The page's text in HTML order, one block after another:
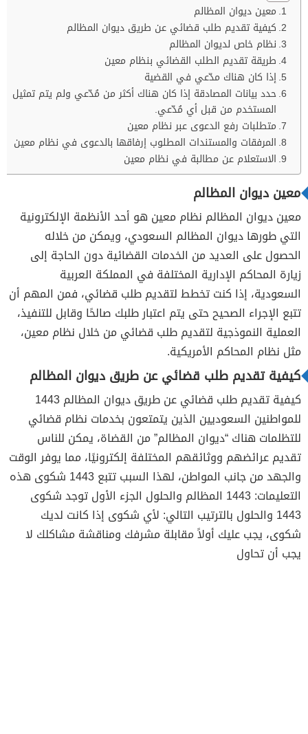
معين ديوان المظالم
كيفية تقديم طلب قضائي عن طريق ديوان المظالم
نظام خاص لديوان المظالم
طريقة تقديم الطلب القضائي بنظام معين
إذا كان هناك مدّعي في القضية
حدد بيانات المصادقة إذا كان هناك أكثر من مُدّعي ولم يتم تمثيل
المستخدم من قبل أي مُدّعي.
متطلبات رفع الدعوى عبر نظام معين
المرفقات والمستندات المطلوب إرفاقها بالدعوى في نظام معين
الاستعلام عن مطالبة في نظام معين
معين ديوان المظالم
معين ديوان المظالم نظام معين هو أحد الأنظمة الإلكترونية
التي طورها ديوان المظالم السعودي، ويمكن من خلاله
الحصول على العديد من الخدمات القضائية دون الحاجة إلى
زيارة المحاكم الإدارية المختلفة في المملكة العربية
السعودية، إذا كنت تخطط لتقديم طلب قضائي، فمن المهم أن
تتبع الإجراء الصحيح حتى يتم اعتبار طلبك صالحًا وقابل للتنفيذ،
العملية النموذجية لتقديم طلب قضائي من خلال نظام معين،
مثل نظام المحاكم الأمريكية.
كيفية تقديم طلب قضائي عن طريق ديوان المظالم
كيفية تقديم طلب قضائي عن طريق ديوان المظالم 1443
للمواطنين السعوديين الذين يتمتعون بخدمات نظام قضائي
للتظلمات هناك “ديوان المظالم” من القضاة، يمكن للناس
تقديم عرائضهم ووثائقهم المختلفة إلكترونيًا، مما يوفر الوقت
والجهد من جانب المواطن، لهذا السبب تتبع 1443 شكوى هذه
التعليمات: 1443 المظالم والحلول الجزء الأول توجد شكوى
1443 والحلول بالترتيب التالي: لأي شكوى إذا كانت لديك
شكوى، يجب عليك أولاً مقابلة مشرفك ومناقشة مشاكلك لا
يجب أن تحاول